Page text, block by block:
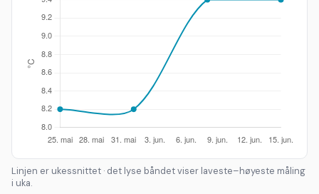
Linjen er ukessnittet · det lyse båndet viser laveste–høyeste måling
i uka.